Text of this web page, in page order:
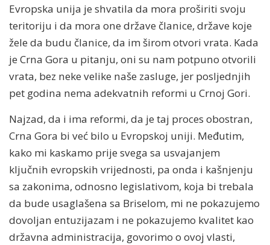
Evropska unija je shvatila da mora proširiti svoju
teritoriju i da mora one države članice, države koje
žele da budu članice, da im širom otvori vrata. Kada
je Crna Gora u pitanju, oni su nam potpuno otvorili
vrata, bez neke velike naše zasluge, jer posljednjih
pet godina nema adekvatnih reformi u Crnoj Gori.
Najzad, da i ima reformi, da je taj proces obostran,
Crna Gora bi već bilo u Evropskoj uniji. Međutim,
kako mi kaskamo prije svega sa usvajanjem
ključnih evropskih vrijednosti, pa onda i kašnjenju
sa zakonima, odnosno legislativom, koja bi trebala
da bude usaglašena sa Briselom, mi ne pokazujemo
dovoljan entuzijazam i ne pokazujemo kvalitet kao
državna administracija, govorimo o ovoj vlasti,